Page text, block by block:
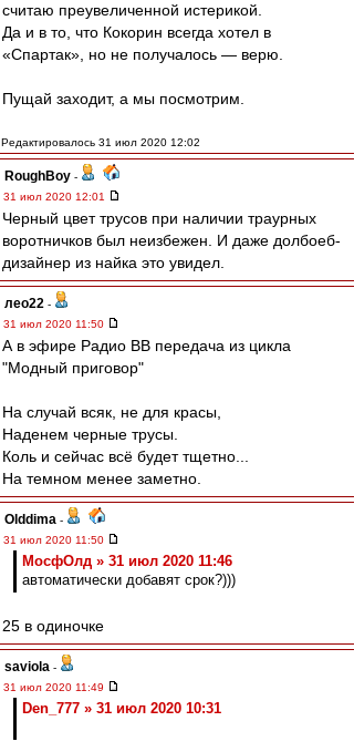
считаю преувеличенной истерикой.
Да и в то, что Кокорин всегда хотел в
«Спартак», но не получалось — верю.
Пущай заходит, а мы посмотрим.
Редактировалось 31 июл 2020 12:02
RoughBoy -
31 июл 2020 12:01
Черный цвет трусов при наличии траурных
воротничков был неизбежен. И даже долбоеб-
дизайнер из найка это увидел.
лео22 -
31 июл 2020 11:50
А в эфире Радио ВВ передача из цикла
"Модный приговор"
На случай всяк, не для красы,
Наденем черные трусы.
Коль и сейчас всё будет тщетно...
На темном менее заметно.
Olddima -
31 июл 2020 11:50
МосфОлд » 31 июл 2020 11:46
автоматически добавят срок?)))
25 в одиночке
saviola -
31 июл 2020 11:49
Den_777 » 31 июл 2020 10:31